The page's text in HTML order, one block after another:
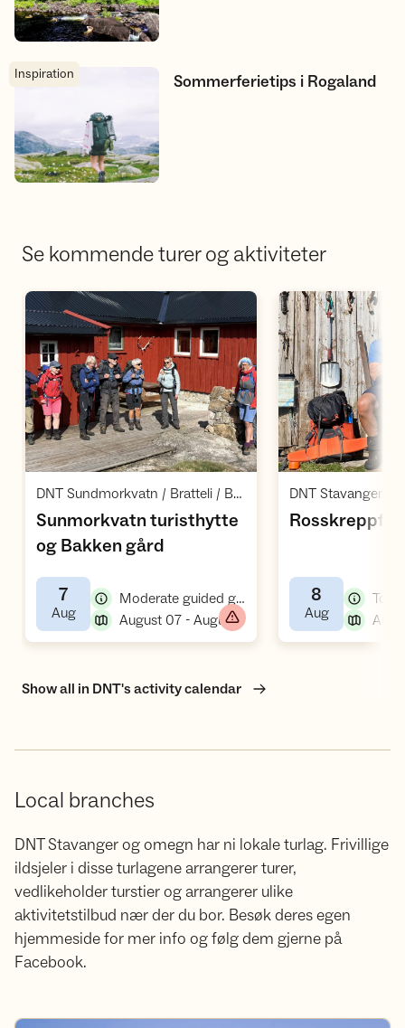
Sommerferietips i Rogaland
Inspiration Sommerferietips i Rogaland
Se kommende turer og aktiviteter
Open activities
DNT Sundmorkvatn / Bratteli / Bratteli
Sunmorkvatn turisthytte
og Bakken gård
7
Aug,
Moderate guided group hike/tour
August 07 - August 09
8
Aug,
Show all in DNT's activity calendar
Local branches
DNT Stavanger og omegn har ni lokale turlag. Frivillige
ildsjeler i disse turlagene arrangerer turer,
vedlikeholder turstier og arrangerer ulike
aktivitetstilbud nær der du bor. Besøk deres egen
hjemmeside for mer info og følg dem gjerne på
Facebook.